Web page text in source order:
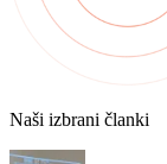
Naši izbrani članki